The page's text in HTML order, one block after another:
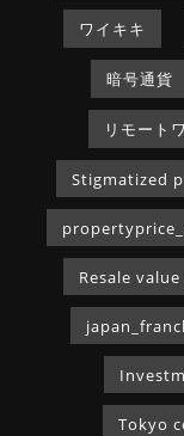
ワイキキ
暗号通貨
リモート
Stigmatized
Resale value
Tokyo